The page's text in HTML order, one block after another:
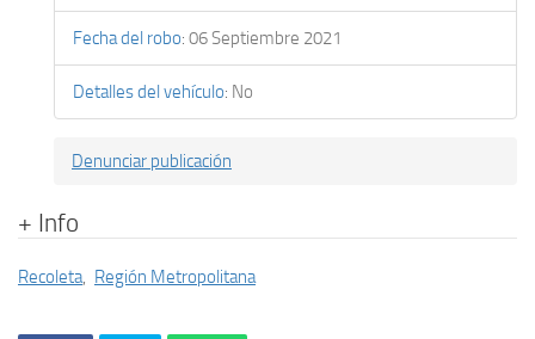
Fecha del robo: 06 Septiembre 2021
Detalles del vehículo: No
Denunciar publicación
+ Info
Recoleta, Región Metropolitana